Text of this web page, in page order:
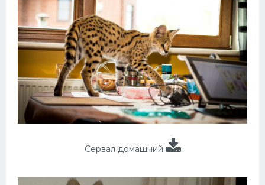
Сервал домашний